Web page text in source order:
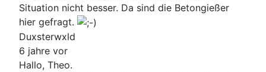
Situation nicht besser. Da sind die Betongießer
hier gefragt.
Duxsterwxld
6 jahre vor
Hallo, Theo.